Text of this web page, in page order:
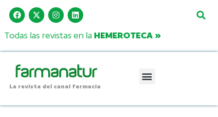
Todas las revistas en la HEMEROTECA »
La revista del canal farmacia